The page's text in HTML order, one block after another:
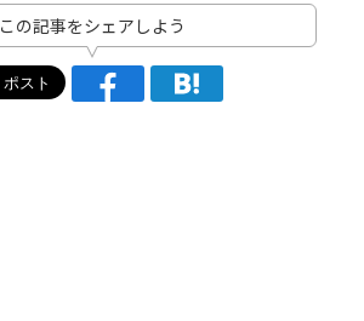
この記事をシェアしよう